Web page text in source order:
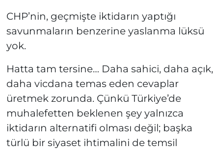
CHP’nin, geçmişte iktidarın yaptığı
savunmaların benzerine yaslanma lüksü
yok.
Hatta tam tersine… Daha sahici, daha açık,
daha vicdana temas eden cevaplar
üretmek zorunda. Çünkü Türkiye’de
muhalefetten beklenen şey yalnızca
iktidarın alternatifi olması değil; başka
türlü bir siyaset ihtimalini de temsil